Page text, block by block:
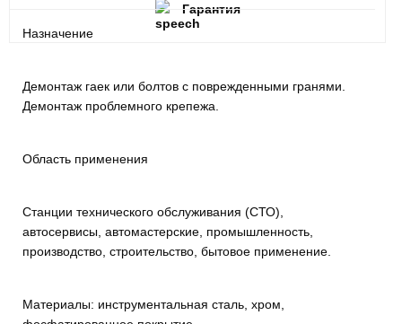
Назначение
Демонтаж гаек или болтов с поврежденными гранями.
Демонтаж проблемного крепежа.
Область применения
Станции технического обслуживания (СТО),
автосервисы, автомастерские, промышленность,
производство, строительство, бытовое применение.
Материалы: инструментальная сталь, хром,
Гарантия